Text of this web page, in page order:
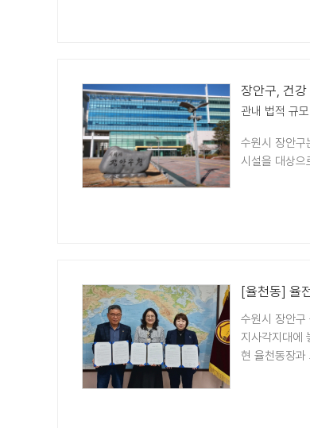
장안구, 건
관내 법적 규
수원시 장안구
시설을 대상으
[율천동] 율
수원시 장안구
지사각지대에
현 율천동장과